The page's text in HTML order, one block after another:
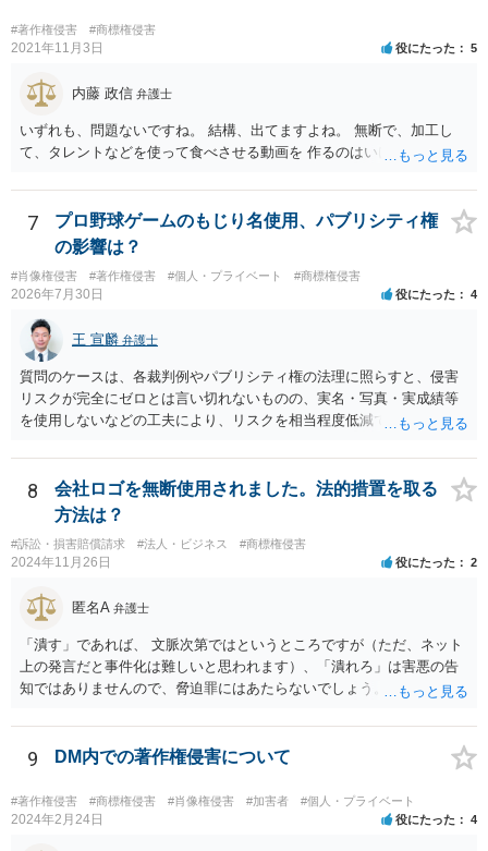
#著作権侵害 #商標権侵害
2021年11月3日 役にたった 5
内藤 政信 弁護士
いずれも、問題ないですね。 結構、出てますよね。 無断で、加工し
て、タレントなどを使って食べさせる動画を 作るのはいけませんが。
7
プロ野球ゲームのもじり名使用、パブリシティ権
の影響は？
#肖像権侵害 #著作権侵害 #個人・プライベート #商標権侵害
2026年7月30日 役にたった 4
王 宣麟 弁護士
質問のケースは、各裁判例やパブリシティ権の法理に照らすと、侵害
リスクが完全にゼロとは言い切れないものの、実名・写真・実成績等
を使用しないなどの工夫により、リスクを相当程度低減できる設計に
推測できる」という点は、裁判で争われた場合に「専ら顧客吸引力の
利用を目的とする」と判断される余地を残すため、一定の注意が必要
です。 また、広告収益の有無は、侵害判断に一定の影響を与える可能
性がありますが、決定的要因ではありません。 パブリシティ権侵害の
成否は、主に「専ら顧客吸引力の利用を目的とするか」という点で判
断されます。広告収益があることは「商業的目的」を強く示す要素で
すが、それだけで直ちに侵害となるわけではありません。完全無償・
非営利であれば「表現の自由」「創作物」としての側面が強く評価さ
れる可能性があります。一方、広告収益がある場合は「商業利用」と
しての色彩が強まり、リスクが高まる可能性があります。 公開前に変
更・確認しておく事項については、公開の場でアドバイスするにも限
界があるかと思うので、資料等を持参の上、弁護士に相談されること
も一つかと存じます。
8
会社ロゴを無断使用されました。法的措置を取る
方法は？
#訴訟・損害賠償請求 #法人・ビジネス #商標権侵害
2024年11月26日 役にたった 2
匿名A 弁護士
「潰す」であれば、 文脈次第ではというところですが（ただ、ネット
上の発言だと事件化は難しいと思われます）、「潰れろ」は害悪の告
知ではありませんので、脅迫罪にはあたらないでしょう。 もっとも、
害として法的措置をとれる可能性はあります。
9 DM内での著作権侵害について
#著作権侵害 #商標権侵害 #肖像権侵害 #加害者 #個人・プライベート
2024年2月24日 役にたった 4